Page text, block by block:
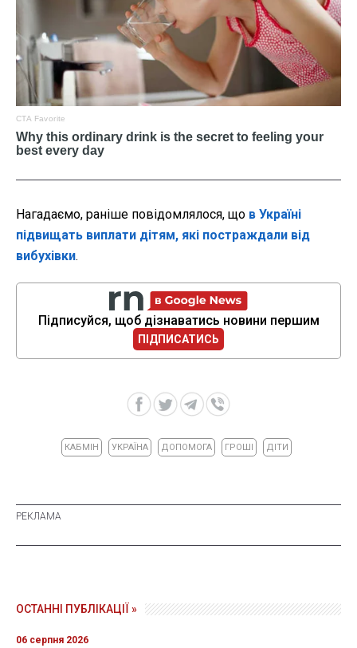
Нагадаємо, раніше повідомлялося, що в Україні
підвищать виплати дітям, які постраждали від
вибухівки.
Підписуйся, щоб дізнаватись новини першим
ПІДПИСАТИСЬ
КАБМІН УКРАЇНА ДОПОМОГА ГРОШІ ДІТИ
ОСТАННІ ПУБЛІКАЦІЇ »
06 серпня 2026